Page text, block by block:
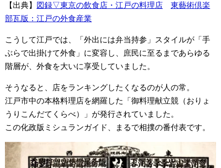
【出典】 図録▽東京の飲食店・江戸の料理店
東藝術倶楽
部瓦版：江戸の外食産業
こうして江戸では、「外出には弁当持参」スタイルが「手
ぶらで出掛けて外食」に変容し、庶民に至るまであらゆる
階層が、外食を大いに享受していました。
そうなると、店をランキングしたくなるのが人の常。
江戸市中の本格料理店を網羅した「御料理献立競（おりょ
うりこんだてくらべ）」が発行されていました。
この化政版ミシュランガイド、まるで相撲の番付表です。